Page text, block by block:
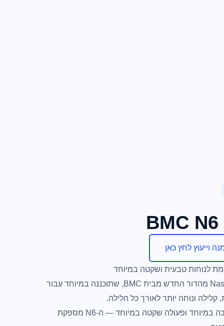
וייעוץ לחץ כאן
הכירו את BMC N6 — מסיכת Nasal Cradle מהדור החדש מבית BMC, שתוכננה במיוחד עבור
עם מבנה מינימליסטי, כרית תחת-האף רכה במיוחד ופעולה שקטה במיוחד — ה-N6 מספקת